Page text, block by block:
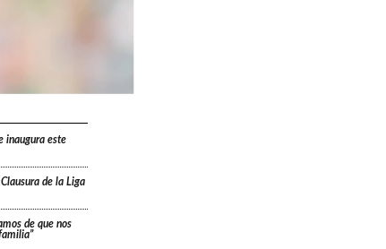
inaugura este
de la Liga
de que nos